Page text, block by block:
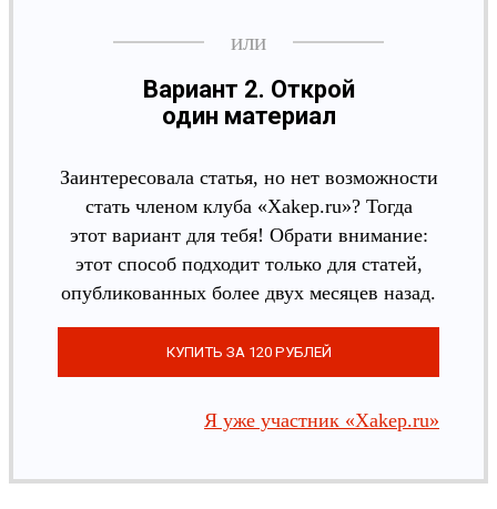
Вариант 2. Открой
один материал
Заинтересовала статья, но нет возможности
стать членом клуба «Xakep.ru»? Тогда
этот вариант для тебя! Обрати внимание:
этот способ подходит только для статей,
опубликованных более двух месяцев назад.
Я уже участник «Xakep.ru»